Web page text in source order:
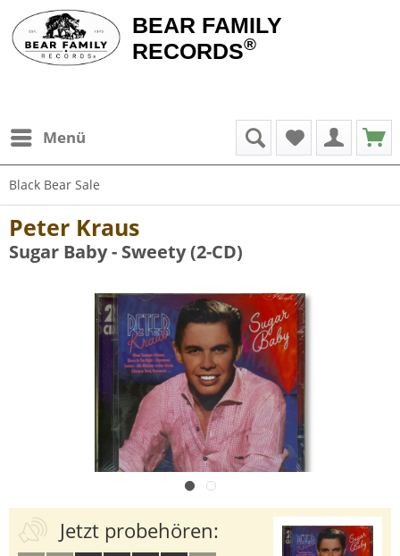
BEAR FAMILY
RECORDS®
Menü
Black Bear Sale
Peter Kraus
Sugar Baby - Sweety (2-CD)
Jetzt probehören: